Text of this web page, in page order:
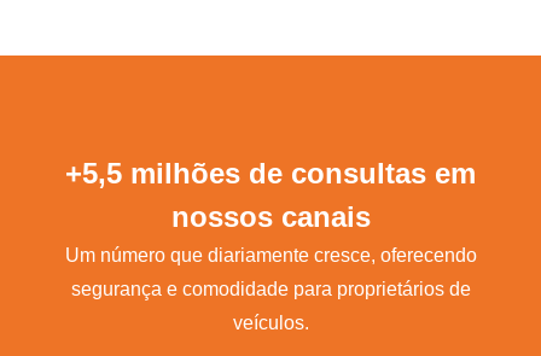
+5,5 milhões de consultas em
nossos canais
Um número que diariamente cresce, oferecendo
segurança e comodidade para proprietários de
veículos.